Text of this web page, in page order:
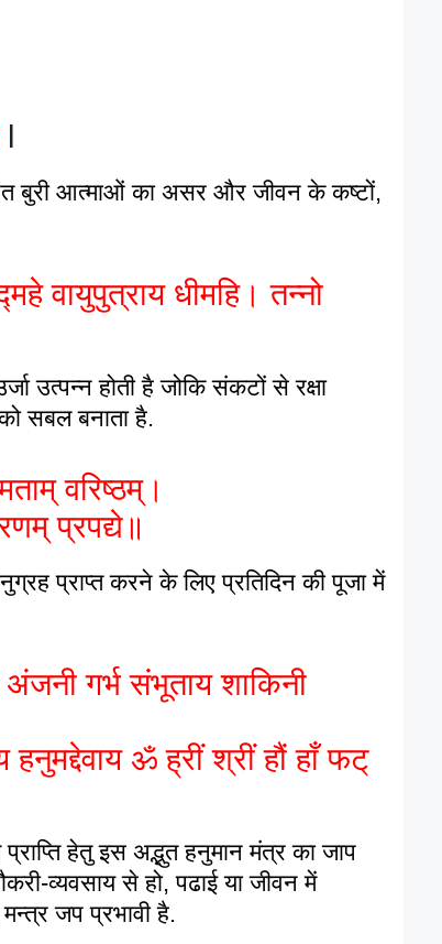
l
बुरी आत्माओं का असर और जीवन के कष्टों,
वायुपुत्राय धीमहि। तन्नो
उत्पन्न होती है जोकि संकटों से रक्षा
सबल बनाता है.
वरिष्ठम्।
प्रपद्ये॥
प्राप्त करने के लिए प्रतिदिन की पूजा में
गर्भ संभूताय शाकिनी
ॐ ह्रीं श्रीं हौं हाँ फट्
हेतु इस अद्भुत हनुमान मंत्र का जाप
व्यवसाय से हो, पढाई या जीवन में
जप प्रभावी है.